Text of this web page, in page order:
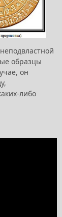
образцы
он
либо